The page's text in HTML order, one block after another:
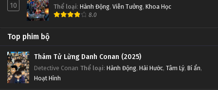
10 Thể loại: Hành Động, Viễn Tưởng, Khoa Học
8.0
Top phim bộ
Thám Tử Lừng Danh Conan (2025)
Detective Conan Thể loại: Hành Động, Hài Hước, Tâm Lý, Bí ẩn,
Hoạt Hình